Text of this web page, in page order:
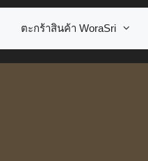
ตะกร้าสินค้า WoraSri